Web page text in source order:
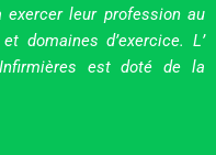
leur profession au
domaines d’exercice. L’
est doté de la